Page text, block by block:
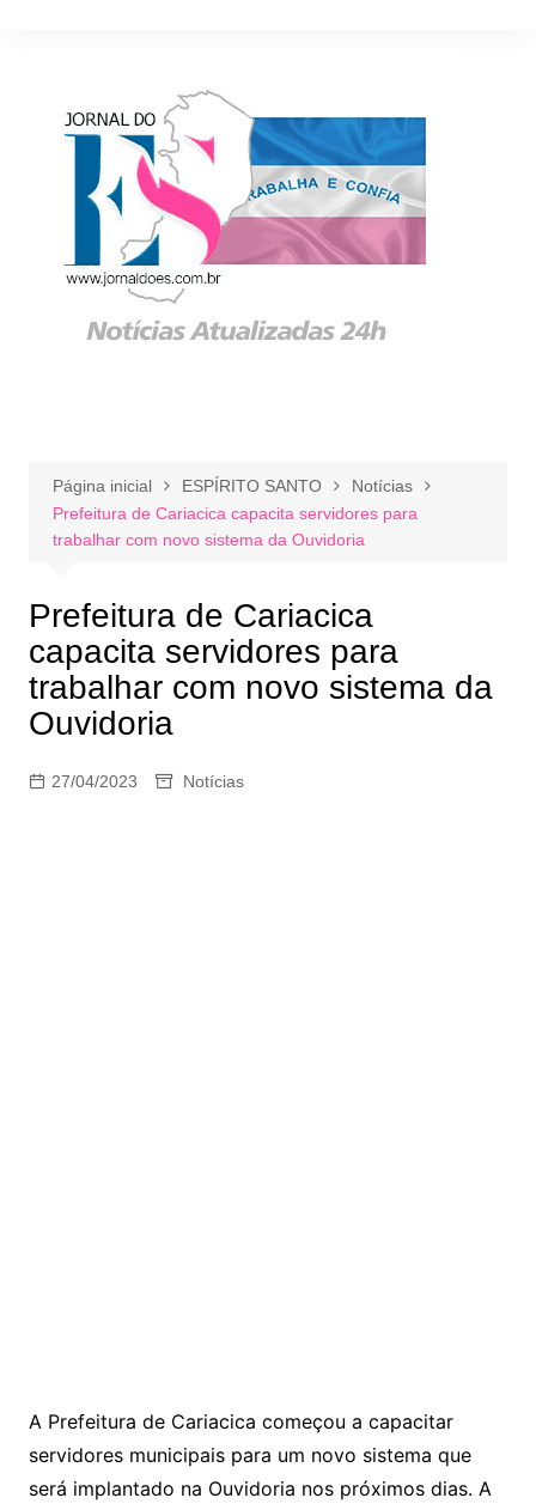
Página inicial ESPÍRITO SANTO
Notícias
Prefeitura de Cariacica capacita servidores para
trabalhar com novo sistema da Ouvidoria
Prefeitura de Cariacica
capacita servidores para
trabalhar com novo sistema da
Ouvidoria
27/04/2023 Notícias
A Prefeitura de Cariacica começou a capacitar
servidores municipais para um novo sistema que
será implantado na Ouvidoria nos próximos dias. A